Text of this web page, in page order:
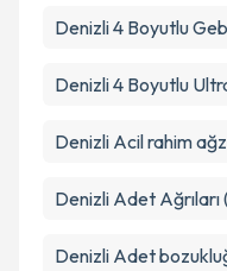
Denizli 4 Boyutlu
Denizli 4 Boyutlu
Denizli Acil rahim
Denizli Adet
Denizli Adet